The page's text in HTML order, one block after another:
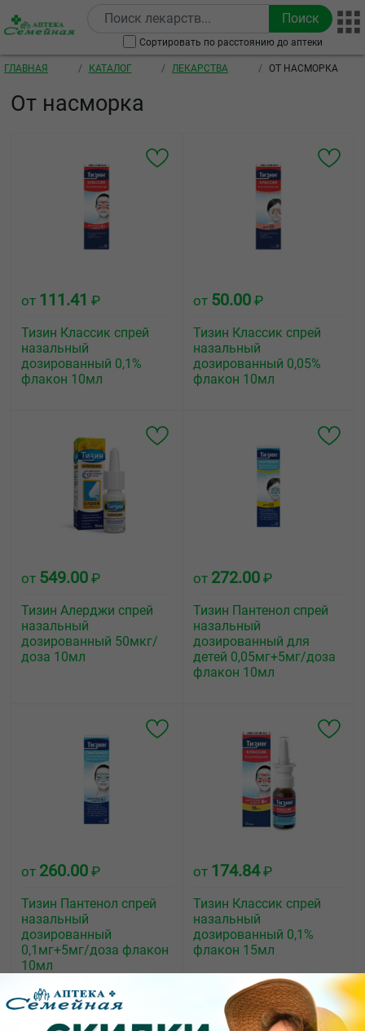
Сортировать по расстоянию до аптеки
Строка навигации
ГЛАВНАЯ КАТАЛОГ ЛЕКАРСТВА ОТ НАСМОРКА
От насморка
от 111.41 ₽
Тизин Классик спрей
назальный
дозированный 0,1%
флакон 10мл
от 50.00 ₽
Тизин Классик спрей
назальный
дозированный 0,05%
флакон 10мл
от 549.00 ₽
Тизин Алерджи спрей
назальный
дозированный 50мкг/
доза 10мл
от 272.00 ₽
Тизин Пантенол спрей
назальный
дозированный для
детей 0,05мг+5мг/доза
флакон 10мл
от 260.00 ₽
Тизин Пантенол спрей
назальный
дозированный
0,1мг+5мг/доза флакон
10мл
от 174.84₽
Тизин Классик спрей
назальный
дозированный 0,1%
флакон 15мл